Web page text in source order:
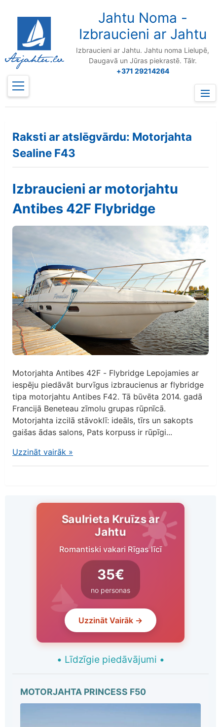
Jahtu Noma -
Izbraucieni ar Jahtu
Izbraucieni ar Jahtu. Jahtu noma Lielupē,
Daugavā un Jūras piekrastē. Tālr.
+371 29214264
Menu
Raksti ar atslēgvārdu: Motorjahta
Sealine F43
Izbraucieni ar motorjahtu
Antibes 42F Flybridge
Motorjahta Antibes 42F - Flybridge Lepojamies ar
iespēju piedāvāt burvīgus izbraucienus ar flybridge
tipa motorjahtu Antibes F42. Tā būvēta 2014. gadā
Francijā Beneteau zīmolu grupas rūpnīcā.
Motorjahta izcilā stāvoklī: ideāls, tīrs un sakopts
gaišas ādas salons, Pats korpuss ir rūpīgi...
Uzzināt vairāk »
Saulrieta Kruīzs ar
Jahtu
Romantiski vakari Rīgas līcī
35€
no personas
Uzzināt Vairāk →
• Līdzīgie piedāvājumi •
MOTORJAHTA PRINCESS F50